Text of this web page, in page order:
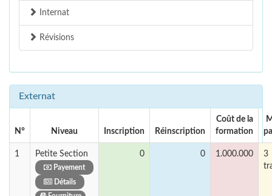
Internat
Révisions
Externat
N° Niveau Inscription Réinscription
Coût de la
formation
1 Petite Section
Payement
Détails
0 0 1.000.000
3